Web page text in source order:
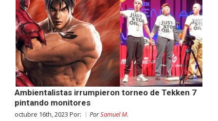
Ambientalistas irrumpieron torneo de Tekken 7
pintando monitores
octubre 16th, 2023 Por: PorSamuel M.